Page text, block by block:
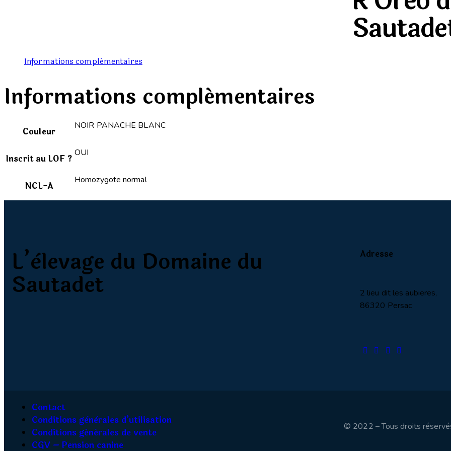
Informations complémentaires
Informations complémentaires
Couleur NOIR PANACHE BLANC
Inscrit au LOF ? OUI
NCL-A Homozygote normal
L’èlevage du Domaine du
Sautadet
Adresse
2 lieu dit les aubieres,
86320 Persac
Contact
Conditions gènèrales d’utilisation
Conditions générales de vente
CGV – Pension canine
© 2022 – Tous droits